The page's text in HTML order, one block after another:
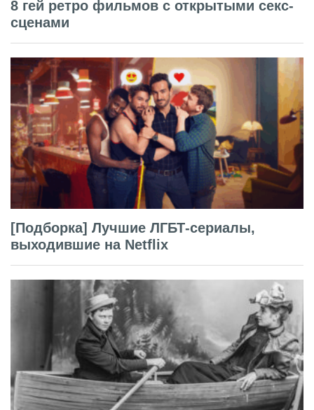
8 гей ретро фильмов с открытыми секс-
сценами
[Подборка] Лучшие ЛГБТ-сериалы,
выходившие на Netflix